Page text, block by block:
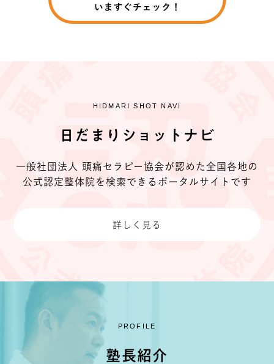
HIDMARI SHOT NAVI
日だまりショットナビ
一般社団法人 頭痛セラピー協会が認めた全国各地の
公式認定整体院を検索できる ポータルサイトです
詳しく見る
PROFILE
塾長紹介